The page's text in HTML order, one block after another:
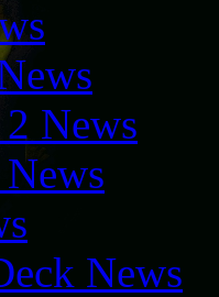
News
News